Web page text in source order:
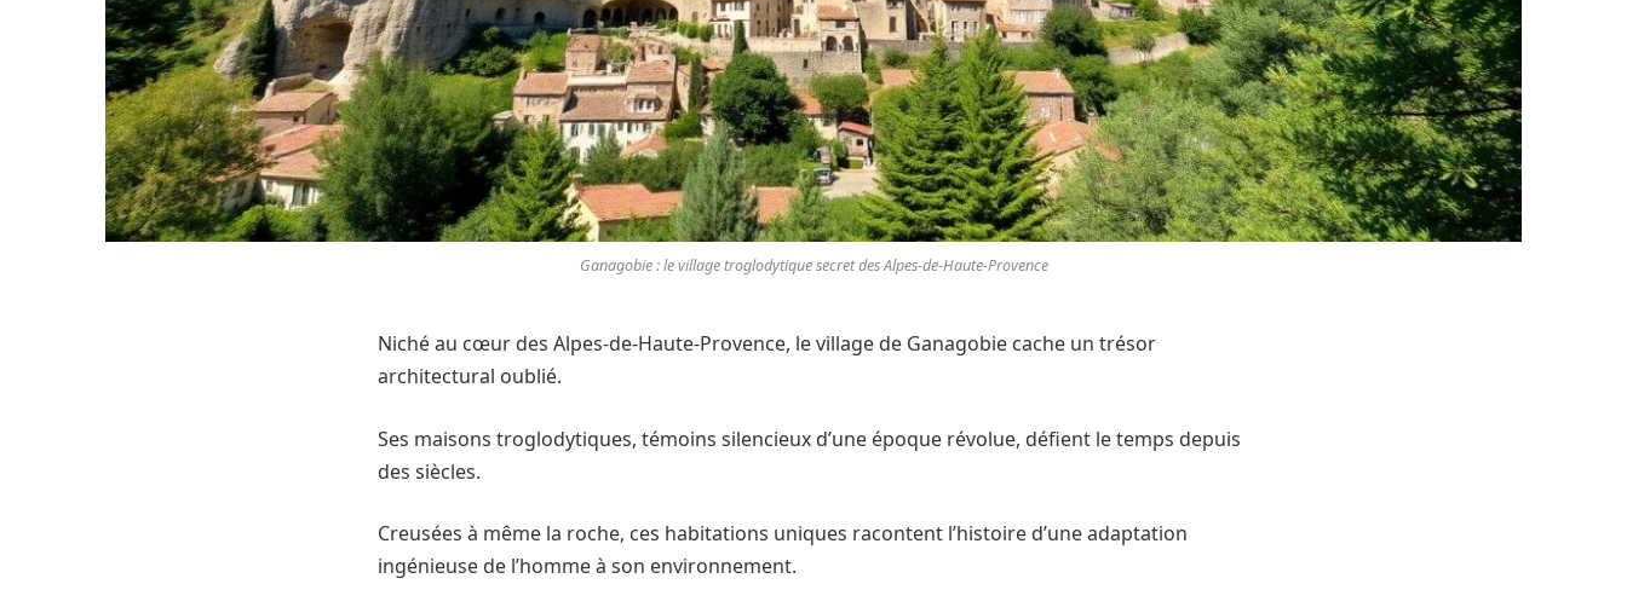
Ganagobie : le village troglodytique secret des Alpes-de-Haute-Provence
Niché au cœur des Alpes-de-Haute-Provence, le village de Ganagobie cache un trésor
architectural oublié.
Ses maisons troglodytiques, témoins silencieux d’une époque révolue, défient le temps depuis
des siècles.
Creusées à même la roche, ces habitations uniques racontent l’histoire d’une adaptation
ingénieuse de l’homme à son environnement.